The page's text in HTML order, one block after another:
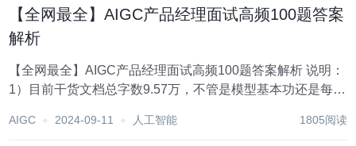
【全网最全】AIGC产品经理面试高频100题答案
解析
【全网最全】AIGC产品经理面试高频100题答案解析 说明：
1）目前干货文档总字数9.57万，不管是模型基本功还是每个
学习、深度学习、AIGC三个大方向的13个经典模型 3）每个
AIGC 2024-09-11 人工智能 1805阅读